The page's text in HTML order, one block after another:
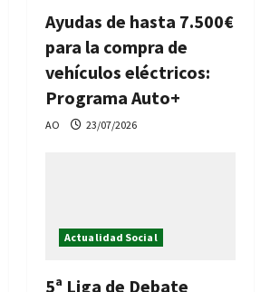
Ayudas de hasta 7.500€
para la compra de
vehículos eléctricos:
Programa Auto+
AO 23/07/2026
Actualidad Social
5ª Liga de Debate